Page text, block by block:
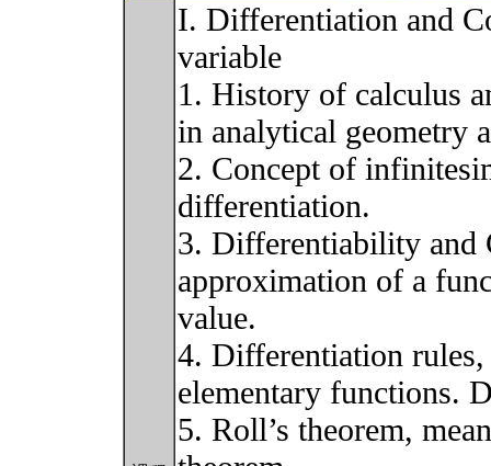
I. Differentiation and
variable
1. History of calculus
in analytical geometry
2. Concept of
differentiation.
3. Differentiability and
approximation of a
value.
4. Differentiation
elementary functions.
5. Roll’s theorem,